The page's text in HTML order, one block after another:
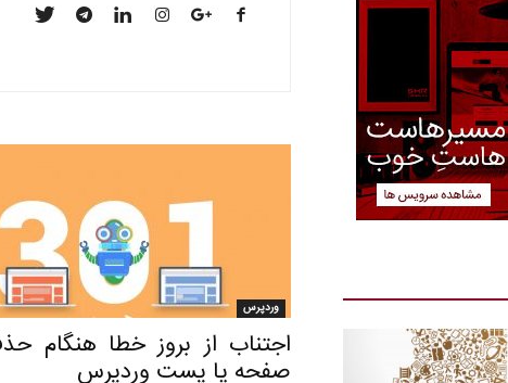
وردپرس
اجتناب از بروز خطا هنگام
صفحه یا پست وردپرس